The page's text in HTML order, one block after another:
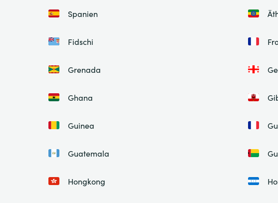
Spanien
Fidschi
Grenada
Ghana
Guinea
Guatemala
Hongkong